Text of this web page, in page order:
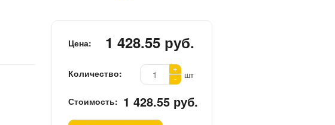
Цена: 1 428.55 руб.
Количество:
+
-
шт
Стоимость: 1 428.55 руб.